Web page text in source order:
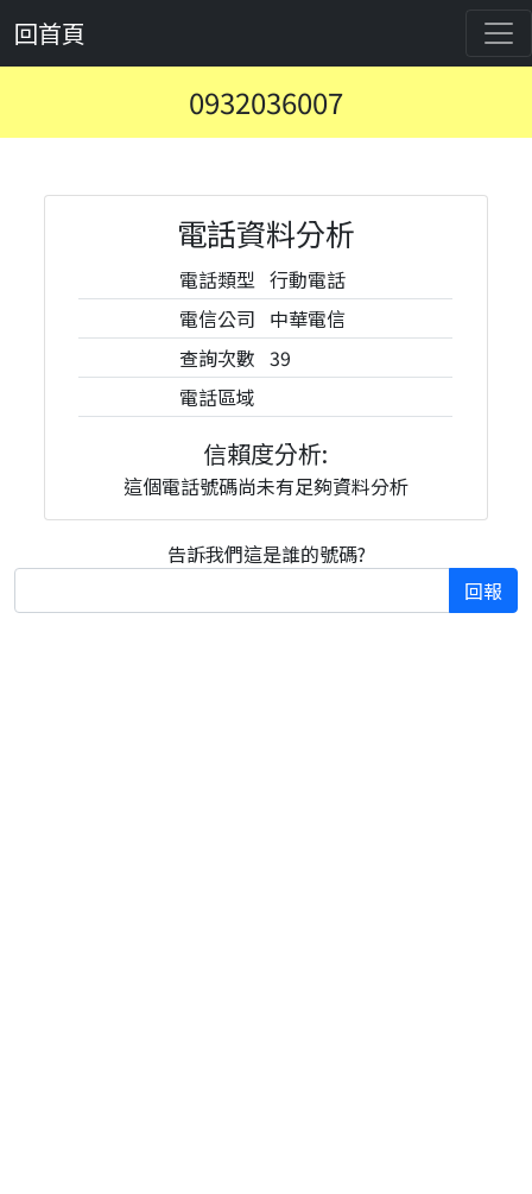
回首頁
0932036007
電話資料分析
電話類型 行動電話
電信公司 中華電信
查詢次數 39
電話區域
信賴度分析:
這個電話號碼尚未有足夠資料分析
告訴我們這是誰的號碼?
回報